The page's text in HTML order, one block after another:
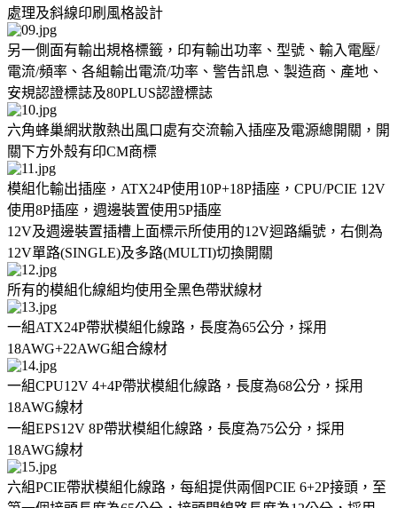
處理及斜線印刷風格設計
另一側面有輸出規格標籤，印有輸出功率、型號、輸入電壓/
電流/頻率、各組輸出電流/功率、警告訊息、製造商、產地、
安規認證標誌及80PLUS認證標誌
六角蜂巢網狀散熱出風口處有交流輸入插座及電源總開關，開
關下方外殼有印CM商標
模組化輸出插座，ATX24P使用10P+18P插座，CPU/PCIE 12V
使用8P插座，週邊裝置使用5P插座
12V及週邊裝置插槽上面標示所使用的12V迴路編號，右側為
12V單路(SINGLE)及多路(MULTI)切換開關
所有的模組化線組均使用全黑色帶狀線材
一組ATX24P帶狀模組化線路，長度為65公分，採用
18AWG+22AWG組合線材
一組CPU12V 4+4P帶狀模組化線路，長度為68公分，採用
18AWG線材
一組EPS12V 8P帶狀模組化線路，長度為75公分，採用
18AWG線材
六組PCIE帶狀模組化線路，每組提供兩個PCIE 6+2P接頭，至